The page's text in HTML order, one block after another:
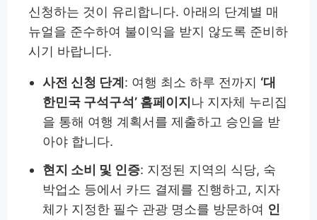
신청하는 것이 유리합니다. 아래의 단계별 매
뉴얼을 준수하여 불이익을 받지 않도록 준비하
시기 바랍니다.
사전 신청 단계: 여행 최소 하루 전까지 ‘대
한민국 구석구석’ 홈페이지나 지자체 누리집
을 통해 여행 계획서를 제출하고 승인을 받
아야 합니다.
현지 소비 및 인증: 지정된 지역의 식당, 숙
박업소 등에서 카드 결제를 진행하고, 지자
체가 지정한 필수 관광 명소를 방문하여 인